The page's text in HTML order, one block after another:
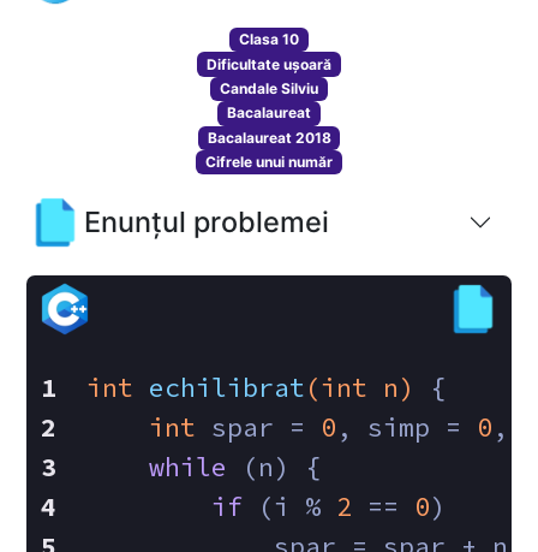
Clasa 10
Dificultate ușoară
Candale Silviu
Bacalaureat
Bacalaureat 2018
Cifrele unui număr
Enunțul problemei
int echilibrat(int n)
{
int spar = 0 , simp = 0 ,
while (n) {
if (i % 2 == 0)